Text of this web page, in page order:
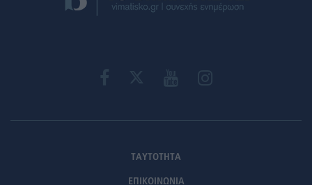
ΤΑΥΤΟΤΗΤΑ
ΕΠΙΚΟΙΝΩΝΙΑ